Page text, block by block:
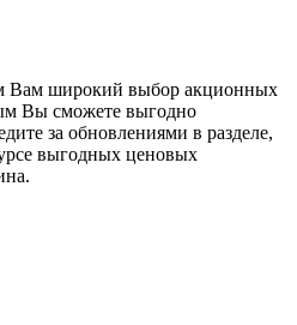
Вам широкий выбор акционных
Вы сможете выгодно
за обновлениями в разделе,
выгодных ценовых